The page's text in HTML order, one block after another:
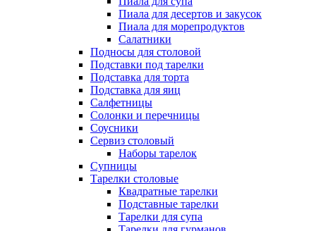
Пиала для десертов и закусок
Пиала для морепродуктов
Салатники
Подносы для столовой
Подставки под тарелки
Подставка для торта
Подставка для яиц
Салфетницы
Солонки и перечницы
Соусники
Сервиз столовый
Наборы тарелок
Супницы
Тарелки столовые
Квадратные тарелки
Подставные тарелки
Тарелки для супа